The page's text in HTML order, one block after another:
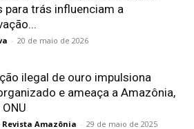
para trás influenciam a
- 20 de maio de 2026
ilegal de ouro impulsiona
e ameaça a Amazônia,
Revista Amazônia - 29 de maio de 2025